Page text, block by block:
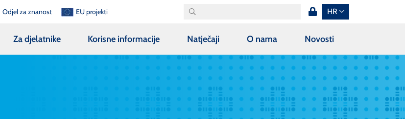
Odjel za znanost EU projekti HR
Za djelatnike Korisne informacije Natječaji O nama Novosti